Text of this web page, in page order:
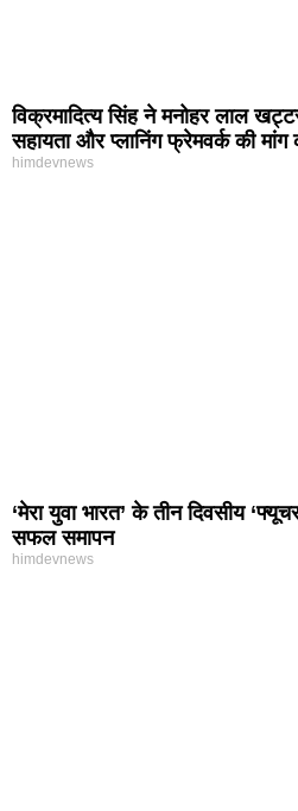
विक्रमादित्य सिंह ने मनोहर लाल
सहायता और प्लानिंग फ्रेमवर्क की मांग
himdevnews
‘मेरा युवा भारत’ के तीन दिवसीय
सफल समापन
himdevnews